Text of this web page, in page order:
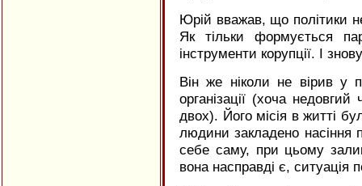
Юрій вважав, що політики
Як тільки формується
інструменти корупції. І
Він же ніколи не вірив у
організації (хоча
двох). Його місія в житті
людини закладено насіння
себе саму, при цьому
вона насправді є, ситуація